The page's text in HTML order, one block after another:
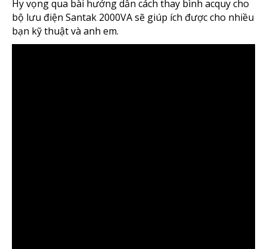
Hy vọng qua bài hướng dẫn cách thay bình acquy cho
bộ lưu điện Santak 2000VA sẽ giúp ích được cho nhiều
bạn kỹ thuật và anh em.